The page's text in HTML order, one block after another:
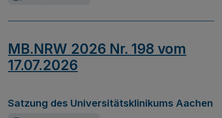
MB.NRW 2026 Nr. 198 vom
17.07.2026
Satzung des Universitätsklinikums Aachen